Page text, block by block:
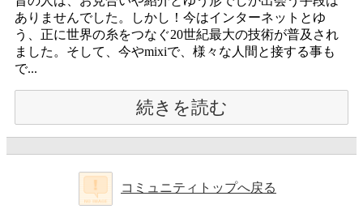
ありませんでした。しかし！今はインターネットとゆ
う、正に世界の糸をつなぐ20世紀最大の技術が普及され
ました。そして、今やmixiで、様々な人間と接する事も
で...
続きを読む
コミュニティトップへ戻る